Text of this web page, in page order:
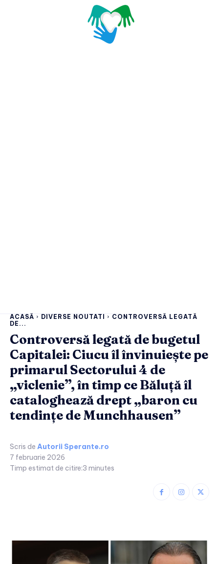
ACASĂ DIVERSE NOUTATI
CONTROVERSĂ LEGATĂ
DE...
Controversă legată de bugetul
Capitalei: Ciucu îl învinuiește pe
primarul Sectorului 4 de
„viclenie”, în timp ce Băluță îl
cataloghează drept „baron cu
tendințe de Munchhausen”
Scris de Autorii Sperante.ro
7 februarie 2026
Timp estimat de citire:3 minutes